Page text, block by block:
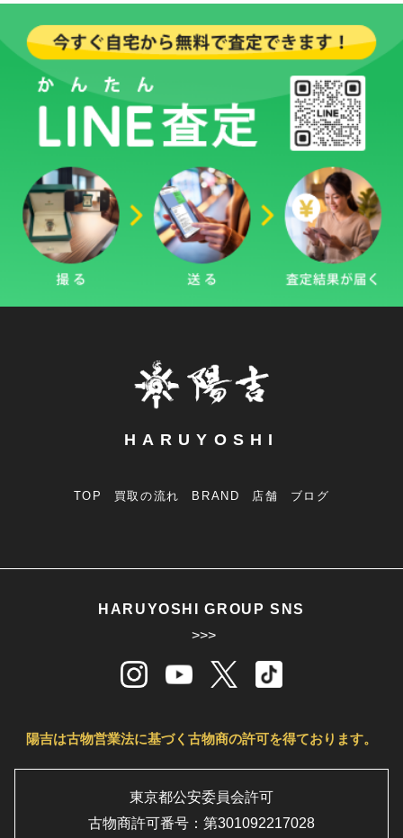
HARUYOSHI
TOP 買取の流れ BRAND 店舗 ブログ
HARUYOSHI GROUP SNS
>>>
陽吉は古物営業法に基づく古物商の許可を得ております。
東京都公安委員会許可
古物商許可番号：第301092217028